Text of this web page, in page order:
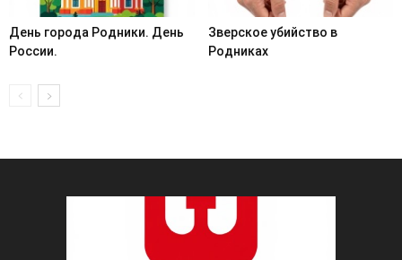
День города Родники. День
России.
Зверское убийство в
Родниках